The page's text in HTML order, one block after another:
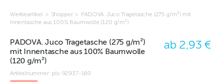
Werbeartikel > Shopper >
PADOVA. Juco Tragetasche (275 g/m²) mit
Innentasche aus 100% Baumwolle (120 g/m²)
PADOVA. Juco Tragetasche (275 g/m²)
mit Innentasche aus 100% Baumwolle
(120 g/m²)
Artikelnummer: pls-92937-160
ab 2,93 €